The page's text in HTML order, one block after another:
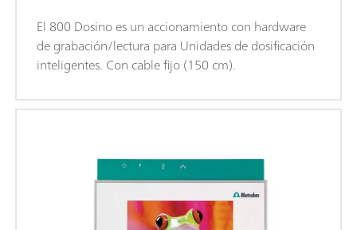
El 800 Dosino es un accionamiento con hardware
de grabación/lectura para Unidades de dosificación
inteligentes. Con cable fijo (150 cm).